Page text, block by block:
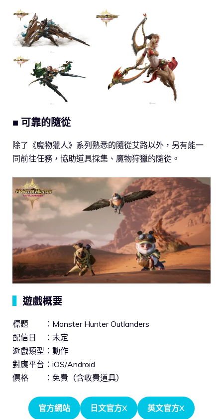
■ 可靠的隨從
除了《魔物獵人》系列熟悉的隨從艾路以外，另有能一
同前往任務，協助道具採集、魔物狩獵的隨從。
遊戲概要
標題 ：Monster Hunter Outlanders
配信日 ：未定
遊戲類型：動作
對應平台：iOS/Android
價格 ：免費（含收費道具）
官方網站 日文官方X 英文官方X